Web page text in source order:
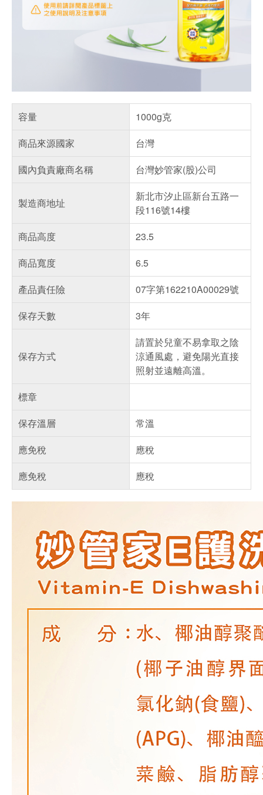
容量
1000g克
商品來源國家
台灣
國內負責廠商名稱
台灣妙管家(股)公司
製造商地址
新北市汐止區新台五路一
段116號14樓
商品高度
23.5
商品寬度
6.5
產品責任險
07字第162210A00029號
保存天數
3年
保存方式
請置於兒童不易拿取之陰
涼通風處，避免陽光直接
照射並遠離高溫。
標章
保存溫層
常溫
應免稅
應稅
應免稅
應稅